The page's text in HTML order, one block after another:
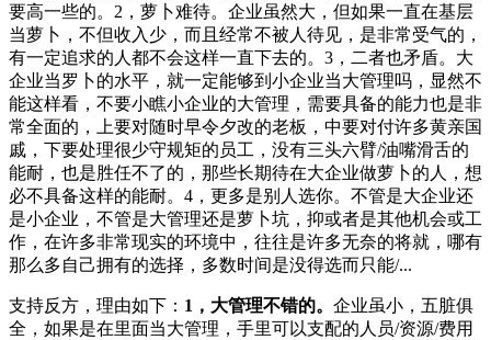
要高一些的。2，萝卜难待。企业虽然大，但如果一直在基层
当萝卜，不但收入少，而且经常不被人待见，是非常受气的，
有一定追求的人都不会这样一直下去的。3，二者也矛盾。大
企业当罗卜的水平，就一定能够到小企业当大管理吗，显然不
能这样看，不要小瞧小企业的大管理，需要具备的能力也是非
常全面的，上要对随时早令夕改的老板，中要对付许多黄亲国
戚，下要处理很少守规矩的员工，没有三头六臂/油嘴滑舌的
能耐，也是胜任不了的，那些长期待在大企业做萝卜的人，想
必不具备这样的能耐。4，更多是别人选你。不管是大企业还
是小企业，不管是大管理还是萝卜坑，抑或者是其他机会或工
作，在许多非常现实的环境中，往往是许多无奈的将就，哪有
那么多自己拥有的选择，多数时间是没得选而只能/...
支持反方，理由如下： 1，大管理不错的。 企业虽小，五脏俱
全，如果是在里面当大管理，手里可以支配的人员/资源/费用